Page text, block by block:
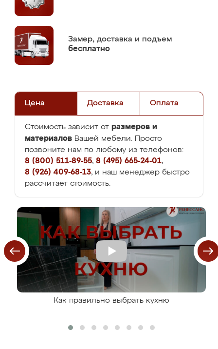
Замер, доставка и подъем
бесплатно
Цена Доставка Оплата
Стоимость зависит от размеров и
материалов Вашей мебели. Просто
позвоните нам по любому из телефонов:
8 (800) 511-89-55, 8 (495) 665-24-01,
8 (926) 409-68-13, и наш менеджер быстро
рассчитает стоимость.
Как правильно выбрать кухню